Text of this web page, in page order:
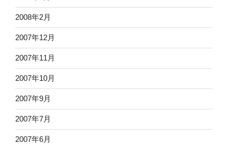
2008年2月
2007年12月
2007年11月
2007年10月
2007年9月
2007年7月
2007年6月